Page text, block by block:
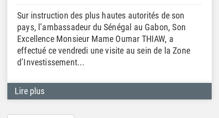
Sur instruction des plus hautes autorités de son
pays, l’ambassadeur du Sénégal au Gabon, Son
Excellence Monsieur Mame Oumar THIAW, a
effectué ce vendredi une visite au sein de la Zone
d’Investissement...
Lire plus